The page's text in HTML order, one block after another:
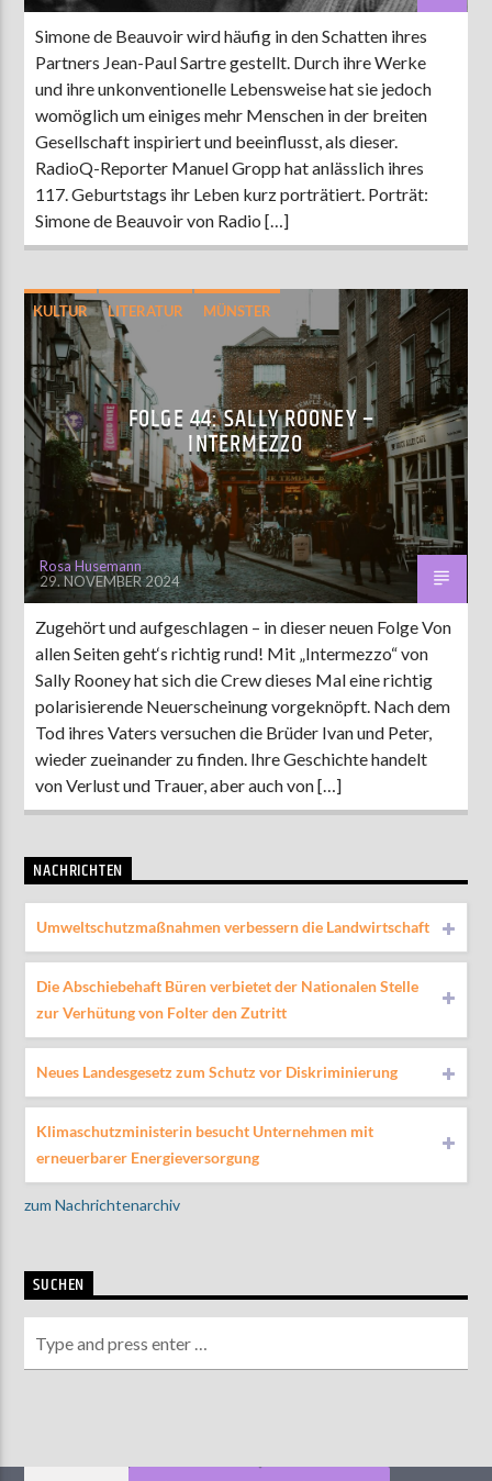
Simone de Beauvoir wird häufig in den Schatten ihres
Partners Jean-Paul Sartre gestellt. Durch ihre Werke
und ihre unkonventionelle Lebensweise hat sie jedoch
womöglich um einiges mehr Menschen in der breiten
Gesellschaft inspiriert und beeinflusst, als dieser.
RadioQ-Reporter Manuel Gropp hat anlässlich ihres
117. Geburtstags ihr Leben kurz porträtiert. Porträt:
Simone de Beauvoir von Radio […]
KULTUR LITERATUR MÜNSTER
PODCAST
FOLGE 44: SALLY ROONEY –
INTERMEZZO
Rosa Husemann
29. NOVEMBER 2024
Zugehört und aufgeschlagen – in dieser neuen Folge Von
allen Seiten geht‘s richtig rund! Mit „Intermezzo“ von
Sally Rooney hat sich die Crew dieses Mal eine richtig
polarisierende Neuerscheinung vorgeknöpft. Nach dem
Tod ihres Vaters versuchen die Brüder Ivan und Peter,
wieder zueinander zu finden. Ihre Geschichte handelt
von Verlust und Trauer, aber auch von […]
NACHRICHTEN
Umweltschutzmaßnahmen verbessern die Landwirtschaft
Die Abschiebehaft Büren verbietet der Nationalen Stelle
zur Verhütung von Folter den Zutritt
Neues Landesgesetz zum Schutz vor Diskriminierung
Klimaschutzministerin besucht Unternehmen mit
erneuerbarer Energieversorgung
zum Nachrichtenarchiv
SUCHEN